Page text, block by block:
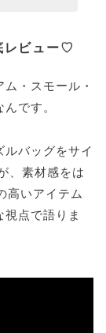
レビュー♡
・スモール・
です。
ルバッグをサイ
、素材感をは
高いアイテム
点で語りま